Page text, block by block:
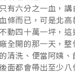
有六分之一血，
條而已，可是北
動四十萬一坪，
全開的那一天，整
清洗、便當阿姨
面都會帶出至少